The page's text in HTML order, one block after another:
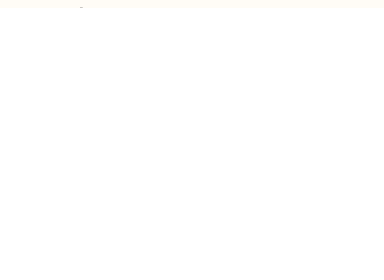
l’art ligérien.